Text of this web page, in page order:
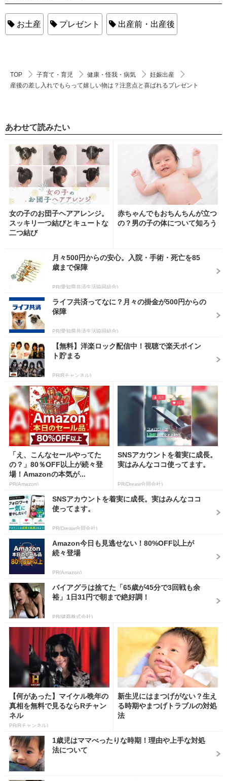
お土産 プレゼント 出産前・出産後
TOP 子育て・育児 健康・怪我・病気
妊娠出産
産後の差し入れでもらって嬉しい物は？注意点と喜ばれるプレゼント
あわせて読みたい
女の子のお団子ヘアアレンジ。
スッキリ一つ結びとキュートな
二つ結び
赤ちゃんでもおちんちんが立つ
の？男の子の体について知ろう
月々500円からの安心。入院・手術・死亡を85
歳まで保障
PR(愛知県共済生活協同組合)
ライフ共済ってなに？月々の掛金が500円からの
保障
PR(愛知県共済生活協同組合)
【無料】洋楽ロック配信中！視聴で楽天ポイン
ト貯まる
PR(Rチャンネル)
「え、こんなセールやってた
の？」80％OFF以上が続々登
場！Amazonの本気が...
PR(Amazon)
SNSアカウントを着実に成長。
実はみんなココ使ってます。
PR(Dreaw合同会社)
SNSアカウントを着実に成長。実はみんなココ
使ってます。
PR(Dreaw合同会社)
Amazon今日も見逃せない！80%OFF以上が
続々登場
PR(Amazon)
バイアグラは捨てた「65歳が45分で3回戦も余
裕」1日31円で朝まで絶好調！
PR(健商株式会社)
【何があった】マイケル晩年の
真相を無料で見るならRチャン
ネル
PR(Rチャンネル)
新生児にはまつげがない？生え
る時期やまつげトラブルの対処
法
1歳児はママべったりな時期！理由や上手な対処
法について